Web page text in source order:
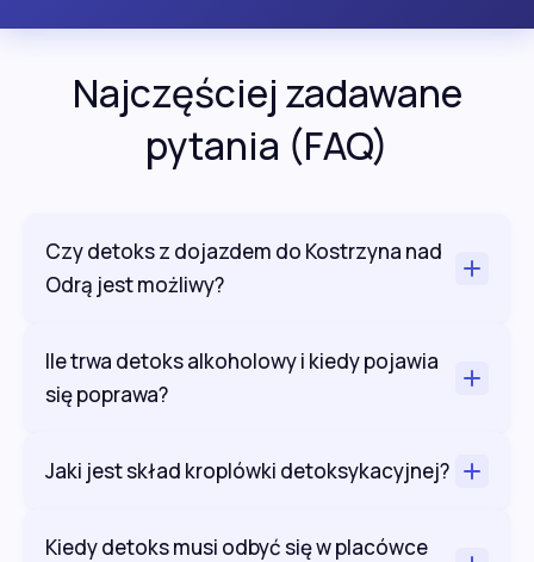
Najczęściej zadawane
pytania (FAQ)
Czy detoks z dojazdem do Kostrzyna nad
Odrą jest możliwy?
Ile trwa detoks alkoholowy i kiedy pojawia
się poprawa?
Jaki jest skład kroplówki detoksykacyjnej?
Kiedy detoks musi odbyć się w placówce